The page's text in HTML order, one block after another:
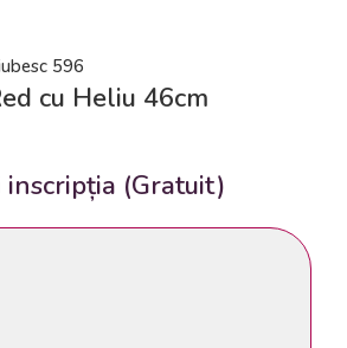
cu Heliu 46cm
(Gratuit)